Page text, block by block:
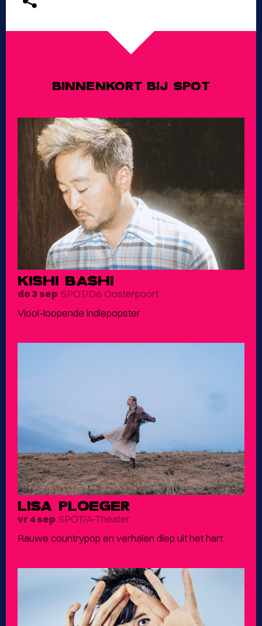
BINNENKORT BIJ SPOT
KISHI BASHI
do 3 sep SPOT/De Oosterpoort
Viool-loopende indiepopster
LISA PLOEGER
vr 4 sep SPOT/A-Theater
Rauwe countrypop en verhalen diep uit het hart